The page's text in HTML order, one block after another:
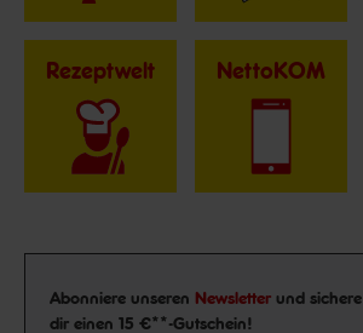
Rezeptwelt NettoKOM
Newsletter Anmeldung
Abonniere unseren Newsletter und sichere
dir einen 15 €**-Gutschein!